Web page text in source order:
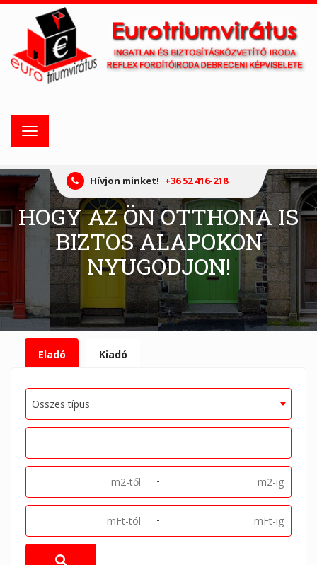
Toggle
navigation
Hívjon minket! +36 52 416-218
HOGY AZ ÖN OTTHONA IS
BIZTOS ALAPOKON
NYUGODJON!
Eladó Kiadó
Összes típus
-
-